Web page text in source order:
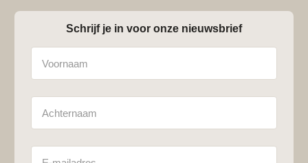
Schrijf je in voor onze nieuwsbrief